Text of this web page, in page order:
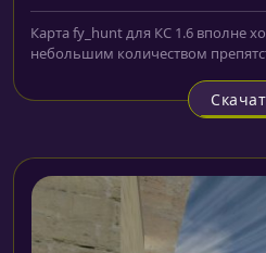
Карта fy_hunt для КС 1.6 вполне
небольшим количеством